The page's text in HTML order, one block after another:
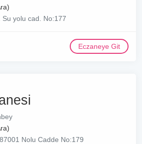
yolu cad. No:177
Eczaneye Git
Nolu Cadde No:179